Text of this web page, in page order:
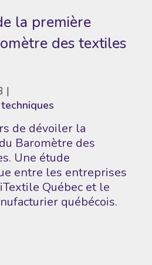
la première
des textiles
de dévoiler la
Baromètre des
Une étude
entre les entreprises
Québec et le
québécois.